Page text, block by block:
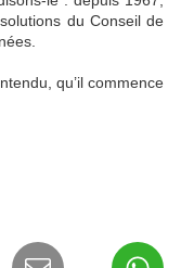
du Conseil de
qu’il commence